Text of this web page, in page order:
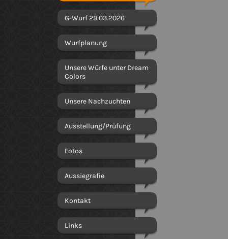
G-Wurf 29.03.2026
Wurfplanung
Unsere Würfe unter Dream
Colors
Unsere Nachzuchten
Ausstellung/Prüfung
Fotos
Aussiegrafie
Kontakt
Links